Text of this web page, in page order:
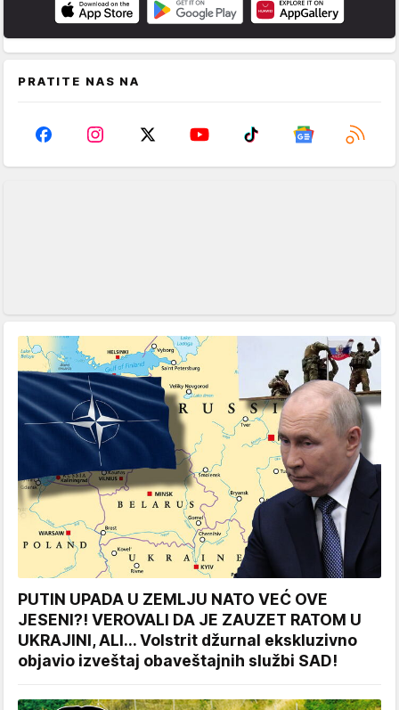
PRATITE NAS NA
PUTIN UPADA U ZEMLJU NATO VEĆ OVE
JESENI?! VEROVALI DA JE ZAUZET RATOM U
UKRAJINI, ALI... Volstrit džurnal ekskluzivno
objavio izveštaj obaveštajnih službi SAD!